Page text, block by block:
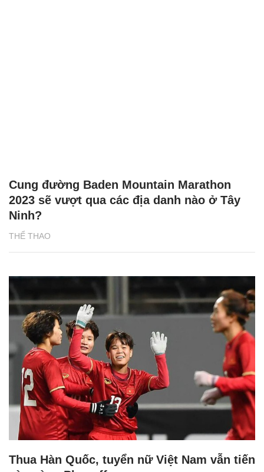
THỂ THAO
Cung đường Baden Mountain Marathon
2023 sẽ vượt qua các địa danh nào ở Tây
Ninh?
Thua Hàn Quốc, tuyển nữ Việt Nam vẫn tiến